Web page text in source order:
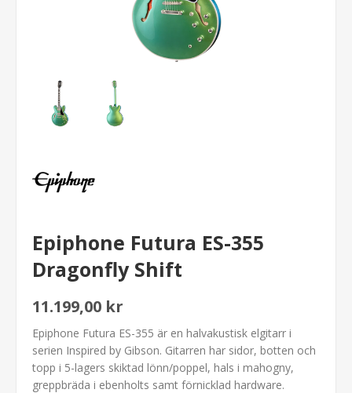
Epiphone Futura ES-355
Dragonfly Shift
11.199,00 kr
Epiphone Futura ES-355 är en halvakustisk elgitarr i
serien Inspired by Gibson. Gitarren har sidor, botten och
topp i 5-lagers skiktad lönn/poppel, hals i mahogny,
greppbräda i ebenholts samt förnicklad hardware.